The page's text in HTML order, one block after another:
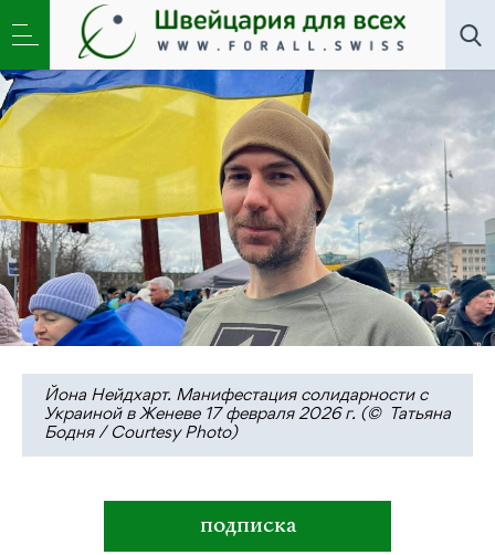
Новости ,Общество»Йона Нейдхарт –
швейцарский доброволец в Украине
Йона Нейдхарт. Манифестация солидарности с
Украиной в Женеве 17 февраля 2026 г. (© Татьяна
Бодня / Courtesy Photo)
подписка